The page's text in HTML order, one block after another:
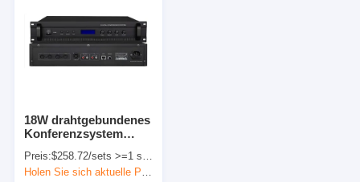
18W drahtgebundenes
Konferenzsystem
Controller für digitale
multifunktionale
Preis:$258.72/sets >=1 sets